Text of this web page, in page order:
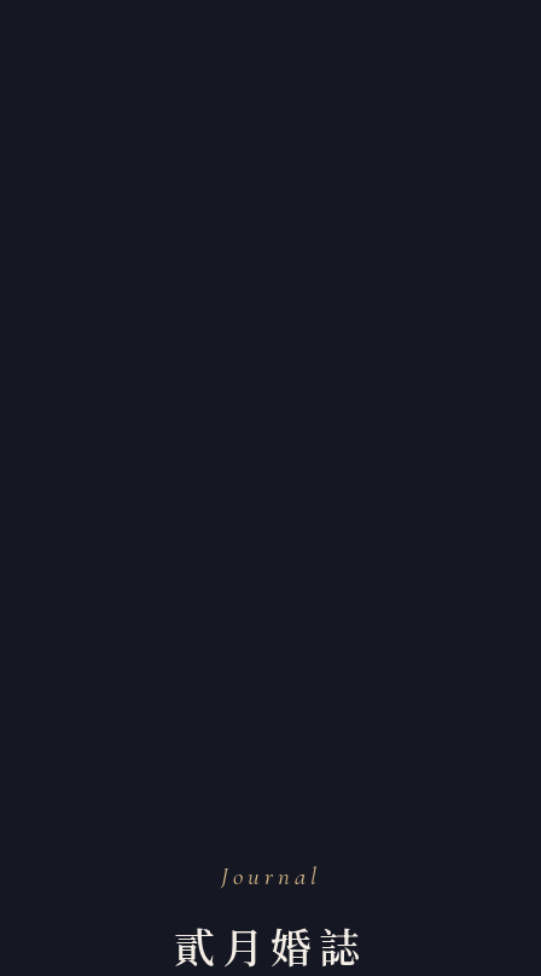
Journal
貳月婚誌